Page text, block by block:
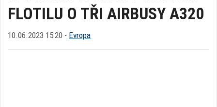
FLOTILU O TŘI AIRBUSY A320
10.06.2023 15:20 - Evropa